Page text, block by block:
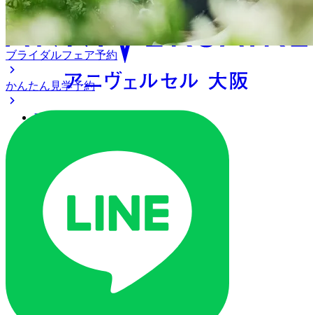
アクセス
ご列席の皆様へ
トピックス
ご予約・お問い合わせ
ブライダルフェア
ブライダルフェア一覧
ブライダルフェアの基礎知識
ブライダルフェア予約
かんたん見学予約